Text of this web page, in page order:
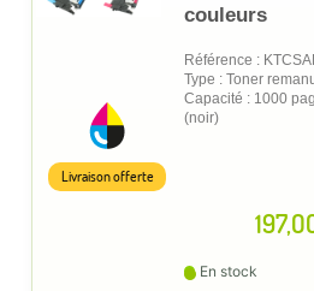
couleurs
Référence :
Type : Toner
Capacité : 1000
(noir)
Livraison offerte
En stock